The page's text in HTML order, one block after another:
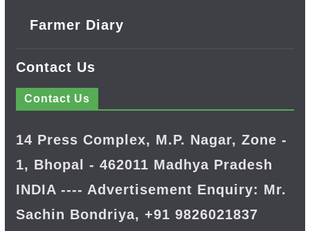
Farmer Diary
Contact Us
Contact Us
14 Press Complex, M.P. Nagar, Zone -
1, Bhopal - 462011 Madhya Pradesh
INDIA ---- Advertisement Enquiry: Mr.
Sachin Bondriya, +91 9826021837